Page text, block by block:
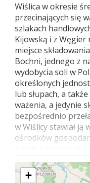
Wiślica w okresie
przecinających się
szlakach
Kijowską i z Węgier
miejsce
Bochni, jednego z
wydobycia soli w
określonych
lub słupach, a
ważenia, a jedynie
bezpośrednio
w Wiślicy stawiał ją
ośrodków
+